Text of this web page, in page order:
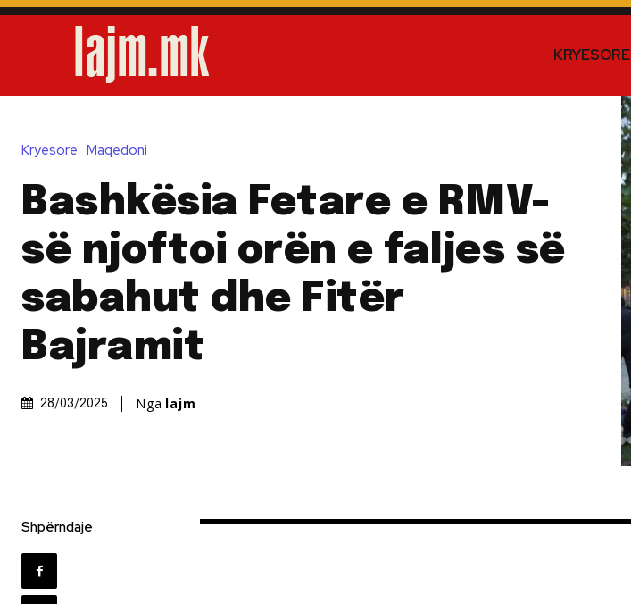
KRYESORE
Kryesore Maqedoni
Bashkësia Fetare e RMV-
së njoftoi orën e faljes së
sabahut dhe Fitër
Bajramit
28/03/2025 Nga lajm
Shpërndaje